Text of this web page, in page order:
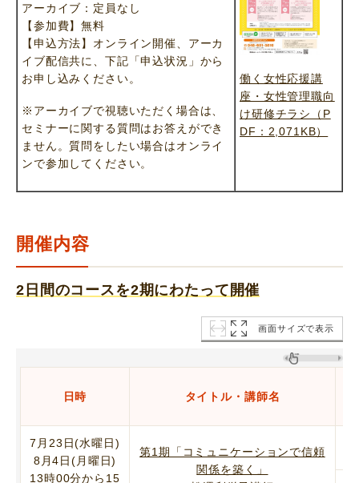
アーカイブ：定員なし
【参加費】無料
【申込方法】オンライン開催、アーカ
イブ配信共に、下記「申込状況」から
お申し込みください。
※アーカイブで視聴いただく場合は、
セミナーに関する質問はお答えができ
ません。質問をしたい場合はオンライ
ンで参加してください。
働く女性応援講
座・女性管理職向
け研修チラシ（P
DF：2,071KB）
開催内容
2日間のコースを2期にわたって開催
画面サイズで表示
日時 タイトル・講師名
7月23日(水曜日)
8月4日(月曜日)
13時00分から15
第1期「コミュニケーションで信頼
関係を築く」